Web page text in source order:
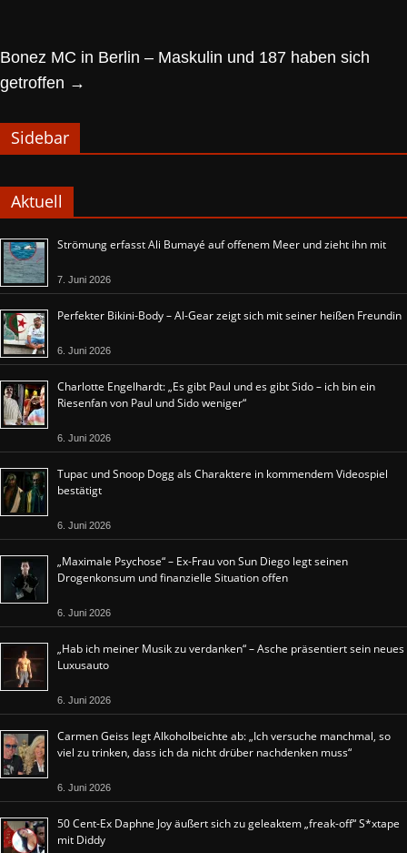
Bonez MC in Berlin – Maskulin und 187 haben sich
getroffen →
Sidebar
Aktuell
Strömung erfasst Ali Bumayé auf offenem Meer und zieht ihn mit
7. Juni 2026
Perfekter Bikini-Body – Al-Gear zeigt sich mit seiner heißen Freundin
6. Juni 2026
Charlotte Engelhardt: „Es gibt Paul und es gibt Sido – ich bin ein
Riesenfan von Paul und Sido weniger“
6. Juni 2026
Tupac und Snoop Dogg als Charaktere in kommendem Videospiel
bestätigt
6. Juni 2026
„Maximale Psychose“ – Ex-Frau von Sun Diego legt seinen
Drogenkonsum und finanzielle Situation offen
6. Juni 2026
„Hab ich meiner Musik zu verdanken“ – Asche präsentiert sein neues
Luxusauto
6. Juni 2026
Carmen Geiss legt Alkoholbeichte ab: „Ich versuche manchmal, so
viel zu trinken, dass ich da nicht drüber nachdenken muss“
6. Juni 2026
50 Cent-Ex Daphne Joy äußert sich zu geleaktem „freak-off“ S*xtape
mit Diddy